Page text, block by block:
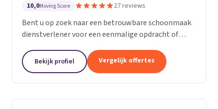
10,0Moving Score 27 reviews
Bent u op zoek naar een betrouwbare schoonmaak
dienstverlener voor een eenmalige opdracht of
groeiende onderneming die zich uit wilt breiden in
het vak.
Bekijk profiel Vergelijk offertes